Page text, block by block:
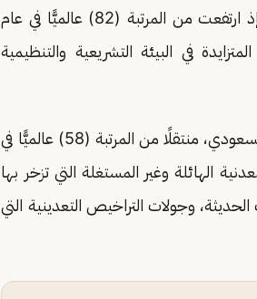
وسجلت المملكة تقدمًا لافتًا على مؤشر تصور السياسات في التقرير، إذ ارتفعت من المرتبة (82) عالميًّا في عام
الثقة العالمية المتزايدة في البيئة التشريعية والتنظيمية
وشهد مؤشر الإمكانات الجيولوجية قفزة غير مسبوقة لقطاع التعدين السعودي، منتقلًا من المرتبة (58) عالميًّا في
حجم الثروات المعدنية الهائلة وغير المستغلة التي تزخر بها
وجولات التراخيص التعدينية التي